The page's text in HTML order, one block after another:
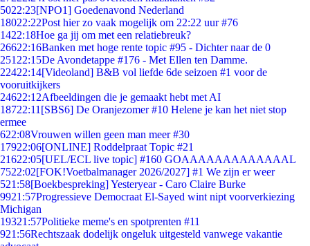
5022:23[NPO1] Goedenavond Nederland
18022:22Post hier zo vaak mogelijk om 22:22 uur #76
1422:18Hoe ga jij om met een relatiebreuk?
26622:16Banken met hoge rente topic #95 - Dichter naar de 0
251 22:15De Avondetappe #176 - Met Ellen ten Damme.
22422:14[Videoland] B&B vol liefde 6de seizoen #1 voor de
vooruitkijkers
24622:12Afbeeldingen die je gemaakt hebt met AI
18722:11 [SBS6] De Oranjezomer #10 Helene je kan het niet stop
ermee
622:08Vrouwen willen geen man meer #30
17922:06[ONLINE] Roddelpraat Topic #21
21622:05[UEL/ECL live topic] #160 GOAAAAAAAAAAAAAL
7522:02[FOK!Voetbalmanager 2026/2027] #1 We zijn er weer
521:58[Boekbespreking] Yesteryear - Caro Claire Burke
9921:57Progressieve Democraat El-Sayed wint nipt voorverkiezing
Michigan
19321:57Politieke meme's en spotprenten #11
921:56Rechtszaak dodelijk ongeluk uitgesteld vanwege vakantie